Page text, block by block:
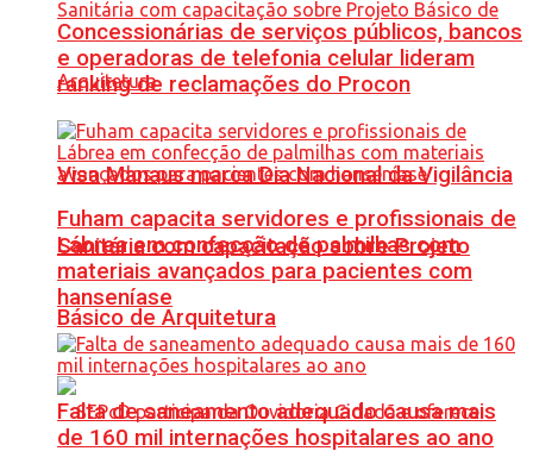
Visa Manaus marca Dia Nacional da Vigilância
Sanitária com capacitação sobre Projeto
Básico de Arquitetura
Concessionárias de serviços públicos, bancos
e operadoras de telefonia celular lideram
ranking de reclamações do Procon
Fuham capacita servidores e profissionais de
Lábrea em confecção de palmilhas com
materiais avançados para pacientes com
hanseníase
Falta de saneamento adequado causa mais
de 160 mil internações hospitalares ao ano